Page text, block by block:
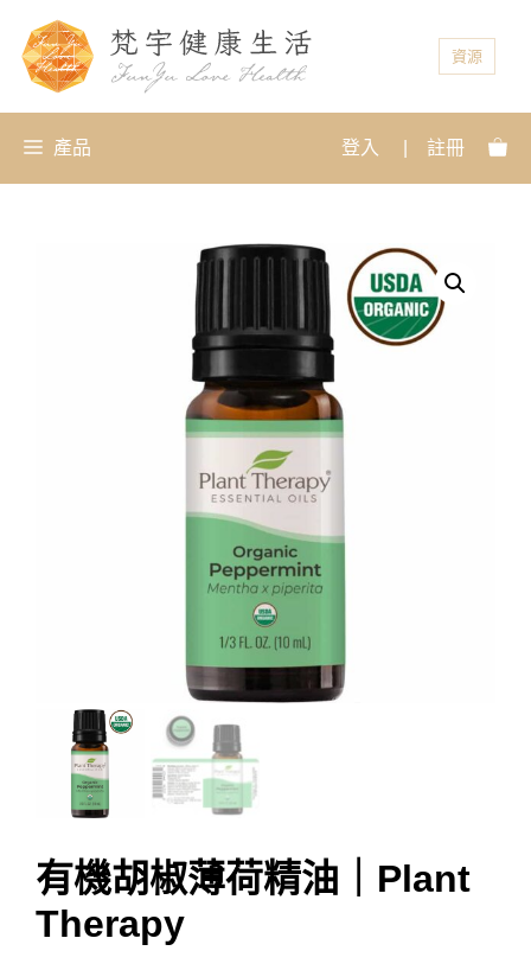
資源
產品 登入 註冊
有機胡椒薄荷精油｜Plant
Therapy